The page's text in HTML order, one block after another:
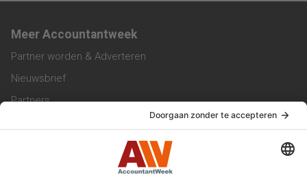
Meer Accountantweek
Partner worden & Adverteren
Nieuwsbrief
Partners